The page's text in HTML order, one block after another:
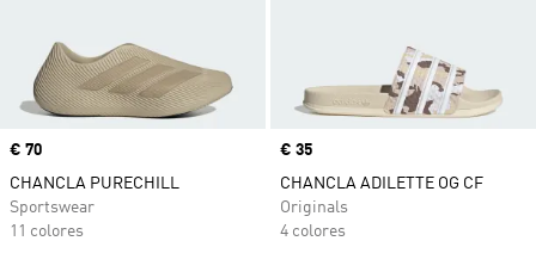
Precio
€ 70
CHANCLA PURECHILL
Sportswear
11 colores
Precio
€ 35
CHANCLA ADILETTE OG CF
Originals
4 colores